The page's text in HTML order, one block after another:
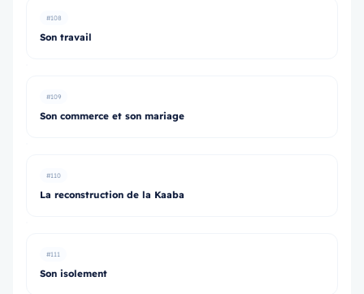
#108
Son travail
#109
Son commerce et son mariage
#110
La reconstruction de la Kaaba
#111
Son isolement